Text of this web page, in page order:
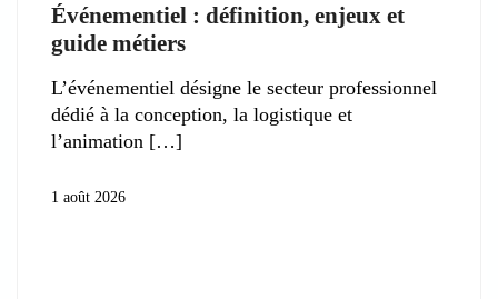
Événementiel : définition, enjeux et
guide métiers
L’événementiel désigne le secteur professionnel
dédié à la conception, la logistique et
l’animation
1 août 2026